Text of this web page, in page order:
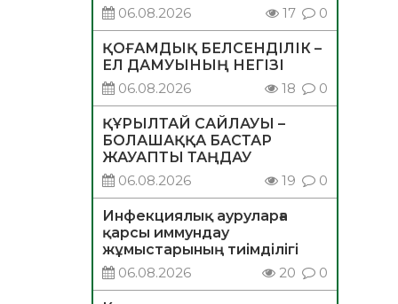
06.08.2026
17 0
ҚОҒАМДЫҚ БЕЛСЕНДІЛІК –
ЕЛ ДАМУЫНЫҢ НЕГІЗІ
06.08.2026
18 0
ҚҰРЫЛТАЙ САЙЛАУЫ –
БОЛАШАҚҚА БАСТАР
ЖАУАПТЫ ТАҢДАУ
06.08.2026
19 0
Инфекциялық ауруларға
қарсы иммундау
жұмыстарының тиімділігі
06.08.2026
20 0